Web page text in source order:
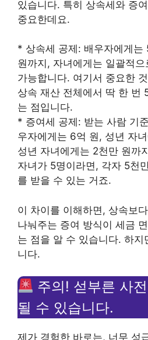
있습니다. 특히 상속세와 증
중요한데요.
* 상속세 공제: 배우자에게는
원까지, 자녀에게는 일괄적
가능합니다. 여기서 중요한
상속 재산 전체에서 딱 한 번
는 점입니다.
* 증여세 공제: 받는 사람 기
우자에게는 6억 원, 성년 자
성년 자녀에게는 2천만 원까
자녀가 5명이라면, 각자 5천
를 받을 수 있는 거죠.
이 차이를 이해하면, 상속보
나눠주는 증여 방식이 세금
는 점을 알 수 있습니다. 하지
니다.
주의! 섣부른 사
될 수 있습니다.
제가 경험한 바로는, 너무 성